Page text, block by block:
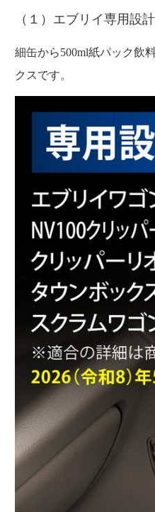
（１）エブリイ専用設
細缶から500ml紙パック飲
クスです。